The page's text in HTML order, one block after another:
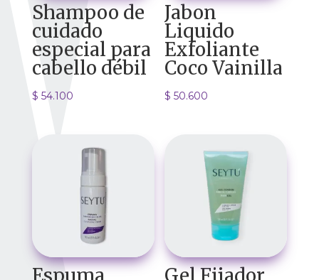
Shampoo de
cuidado
especial para
cabello débil
$ 54.100
Jabon
Liquido
Exfoliante
Coco Vainilla
$ 50.600
Espuma Gel Fijador